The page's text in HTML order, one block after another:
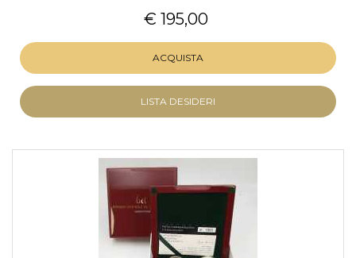
€ 195,00
ACQUISTA
LISTA DESIDERI